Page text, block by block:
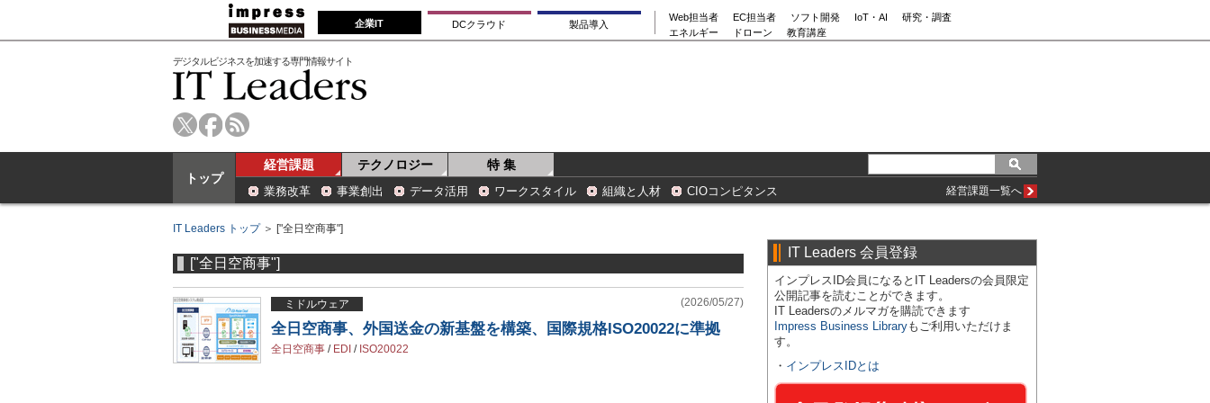
企業IT DCクラウド 製品導入
Web担当者 EC担当者 ソフト開発 IoT・AI
研究・調査
エネルギー
ドローン 教育講座
デジタルビジネスを加速する専門情報サイト
トップ
経営課題 テクノロジー 特 集
業務改革 事業創出 データ活用 ワークスタイル 組織と人材 CIOコンピタンス 経営課題一覧へ
IT Leaders トップ＞ ["全日空商事"]
["全日空商事"]
ミドルウェア (2026/05/27)
全日空商事、外国送金の新基盤を構築、国際規格ISO20022に準拠
全日空商事 / EDI / ISO20022
IT Leaders 会員登録
インプレスID会員になるとIT Leadersの会員限定
公開記事を読むことができます。
IT Leadersのメルマガを購読できます
Impress Business Libraryもご利用いただけま
す。
・ インプレスIDとは